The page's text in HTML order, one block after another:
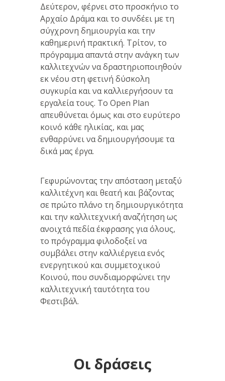
Δεύτερον, φέρνει στο προσκήνιο το
Αρχαίο Δράμα και το συνδέει με τη
σύγχρονη δημιουργία και την
καθημερινή πρακτική. Τρίτον, το
πρόγραμμα απαντά στην ανάγκη των
καλλιτεχνών να δραστηριοποιηθούν
εκ νέου στη φετινή δύσκολη
συγκυρία και να καλλιεργήσουν τα
εργαλεία τους. Το Open Plan
απευθύνεται όμως και στο ευρύτερο
κοινό κάθε ηλικίας, και μας
ενθαρρύνει να δημιουργήσουμε τα
δικά μας έργα.
Γεφυρώνοντας την απόσταση μεταξύ
καλλιτέχνη και θεατή και βάζοντας
σε πρώτο πλάνο τη δημιουργικότητα
και την καλλιτεχνική αναζήτηση ως
ανοιχτά πεδία έκφρασης για όλους,
το πρόγραμμα φιλοδοξεί να
συμβάλει στην καλλιέργεια ενός
ενεργητικού και συμμετοχικού
Κοινού, που συνδιαμορφώνει την
καλλιτεχνική ταυτότητα του
Φεστιβάλ.
Οι δράσεις